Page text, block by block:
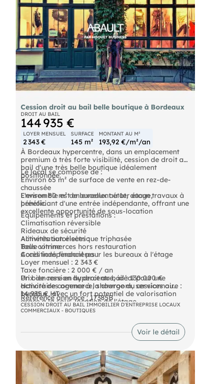
Loyer mensuel : 1 661 €
Prix de cession : 45 000 € HH/HDA
Honoraires agence à la charge du cessionnaire : 8
300 € HT
Référence annonce : 17384B
Cession droit au bail belle boutique à Bordeaux
DROIT AU BAIL
144 935 €
LOYER MENSUEL
2 343 €
SURFACE
145 m²
MONTANT AU M²
193,92 €/m²/an
À Bordeaux hypercentre, dans un emplacement
premium à très forte visibilité, cession de droit au
bail d'une très belle boutique idéalement
positionnée.
Le local se compose de :
Environ 65 m² de surface de vente en rez-de-
chaussée
Environ 80 m² de bureaux au 1er étage,
bénéficiant d'une entrée indépendante, offrant une
excellente opportunité de sous-location
L'ensemble est en excellent état, aucun travaux à
prévoir.
Équipements et prestations :
Climatisation réversible
Rideaux de sécurité
Alimentation électrique triphasée
Belle vitrine
Accès indépendant pour les bureaux à l'étage
Activités autorisées :
Tous commerces hors restauration
Conditions financières :
Loyer mensuel : 2 343 €
Taxe foncière : 2 000 € / an
Prix de cession du droit au bail : 130 000 €
Honoraires agence à la charge du cessionnaire :
14 935 € HT
Un bien rare en hypercentre, idéal pour une
activité de commerce, showroom, services ou
bureaux, avec un fort potentiel de valorisation
grâce à la sous-location de l'étage.
Référence annonce : 17385B
CESSION DROIT AU BAIL IMMOBILIER D'ENTREPRISE LOCAUX
COMMERCIAUX - BOUTIQUES
Voir le détail